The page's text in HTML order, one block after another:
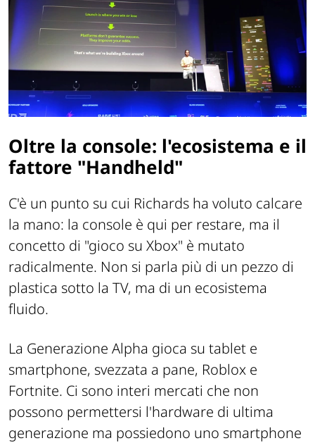
Oltre la console: l'ecosistema e il
fattore "Handheld"
C'è un punto su cui Richards ha voluto calcare
la mano: la console è qui per restare, ma il
concetto di "gioco su Xbox" è mutato
radicalmente. Non si parla più di un pezzo di
plastica sotto la TV, ma di un ecosistema
fluido.
La Generazione Alpha gioca su tablet e
smartphone, svezzata a pane, Roblox e
Fortnite. Ci sono interi mercati che non
possono permettersi l'hardware di ultima
generazione ma possiedono uno smartphone